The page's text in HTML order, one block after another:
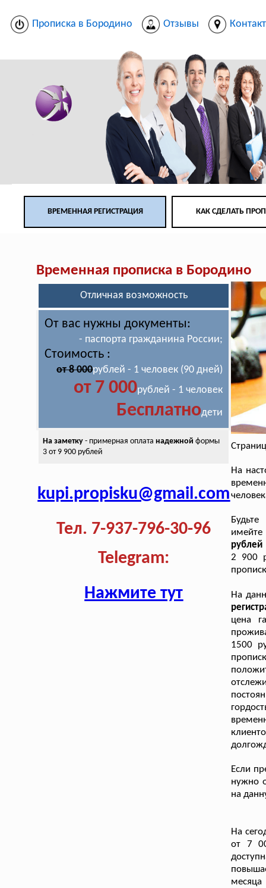
Прописка в Бородино Отзывы
ВРЕМЕННАЯ РЕГИСТРАЦИЯ КАК СДЕЛАТЬ
Временная прописка в Бородино
Отличная возможность
От вас нужны документы:
- паспорта гражданина России;
Стоимость :
от 8 000рублей - 1 человек (90 дней)
от 7 000рублей - 1 человек
Бесплатнодети
На заметку- примерная оплата надежной формы
3 от 9 900 рублей
kupi.propisku@gmail.com
Тел. 7-937-796-30-96
Telegram:
Нажмите тут
На
имейте
рублей
2 900
На
цена
1500
Если
нужно
на
На
от 7